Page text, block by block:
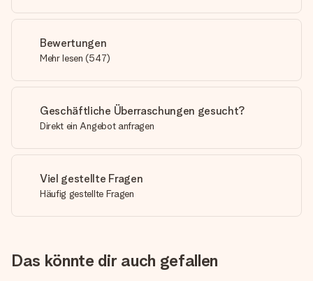
Bewertungen
Mehr lesen (547)
Geschäftliche Überraschungen gesucht?
Direkt ein Angebot anfragen
Viel gestellte Fragen
Häufig gestellte Fragen
Das könnte dir auch gefallen